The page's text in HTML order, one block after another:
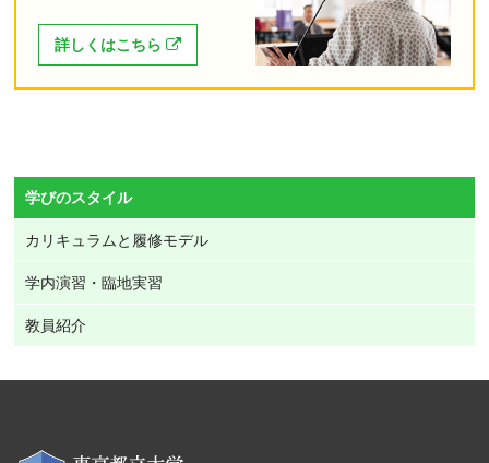
詳しくはこちら
学びのスタイル
カリキュラムと履修モデル
学内演習・臨地実習
教員紹介